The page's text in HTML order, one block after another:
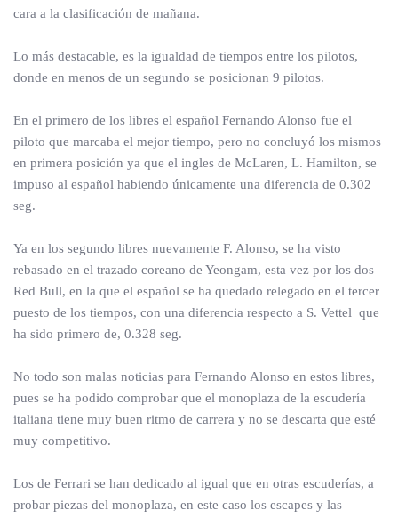
cara a la clasificación de mañana.
Lo más destacable, es la igualdad de tiempos entre los pilotos,
donde en menos de un segundo se posicionan 9 pilotos.
En el primero de los libres el español Fernando Alonso fue el
piloto que marcaba el mejor tiempo, pero no concluyó los mismos
en primera posición ya que el ingles de McLaren, L. Hamilton, se
impuso al español habiendo únicamente una diferencia de 0.302
seg.
Ya en los segundo libres nuevamente F. Alonso, se ha visto
rebasado en el trazado coreano de Yeongam, esta vez por los dos
Red Bull, en la que el español se ha quedado relegado en el tercer
puesto de los tiempos, con una diferencia respecto a S. Vettel que
ha sido primero de, 0.328 seg.
No todo son malas noticias para Fernando Alonso en estos libres,
pues se ha podido comprobar que el monoplaza de la escudería
italiana tiene muy buen ritmo de carrera y no se descarta que esté
muy competitivo.
Los de Ferrari se han dedicado al igual que en otras escuderías, a
probar piezas del monoplaza, en este caso los escapes y las